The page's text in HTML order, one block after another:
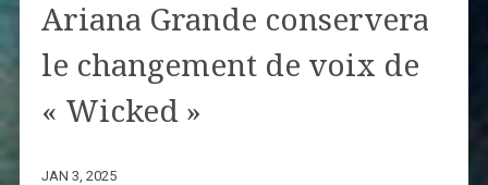
Ariana Grande conservera
le changement de voix de
« Wicked »
JAN 3, 2025